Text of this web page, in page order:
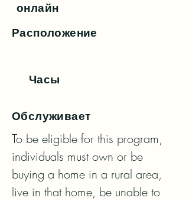
онлайн
Расположение
Часы
Обслуживает
To be eligible for this program,
individuals must own or be
buying a home in a rural area,
live in that home, be unable to